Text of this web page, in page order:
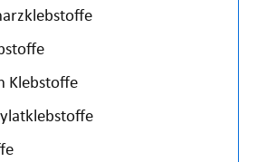
Klebstoffe